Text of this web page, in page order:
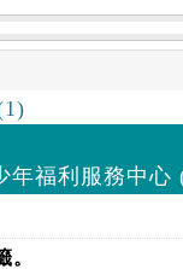
年福利服務中心
。